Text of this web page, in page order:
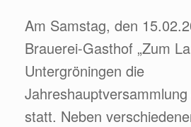
Am Samstag, den
Brauerei-Gasthof „Zum
Untergröningen die
statt. Neben